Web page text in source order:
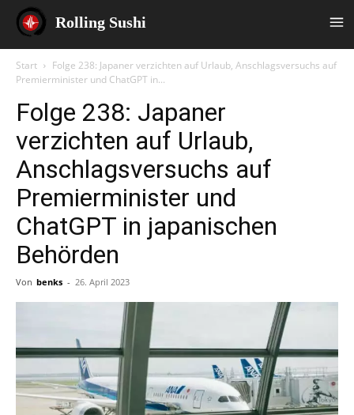
Rolling Sushi
Start
Folge 238: Japaner verzichten auf Urlaub, Anschlagsversuchs auf
Premierminister und ChatGPT in...
Folge 238: Japaner
verzichten auf Urlaub,
Anschlagsversuchs auf
Premierminister und
ChatGPT in japanischen
Behörden
Von benks - 26. April 2023